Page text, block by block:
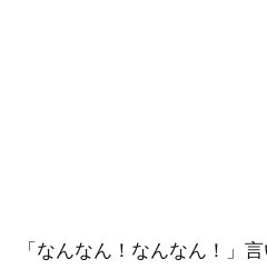
「なんなん！なんなん！」